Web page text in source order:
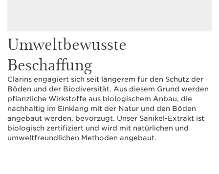
Umweltbewusste
Beschaffung
Clarins engagiert sich seit längerem für den Schutz der
Böden und der Biodiversität. Aus diesem Grund werden
pflanzliche Wirkstoffe aus biologischem Anbau, die
nachhaltig im Einklang mit der Natur und den Böden
angebaut werden, bevorzugt. Unser Sanikel-Extrakt ist
biologisch zertifiziert und wird mit natürlichen und
umweltfreundlichen Methoden angebaut.